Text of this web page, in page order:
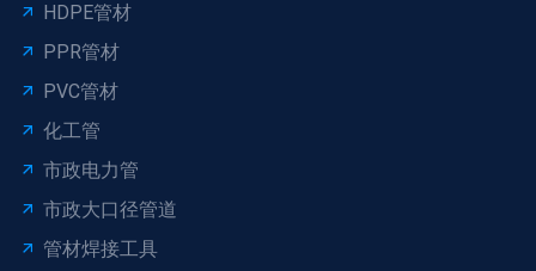
HDPE管材
PPR管材
PVC管材
化工管
市政电力管
市政大口径管道
管材焊接工具